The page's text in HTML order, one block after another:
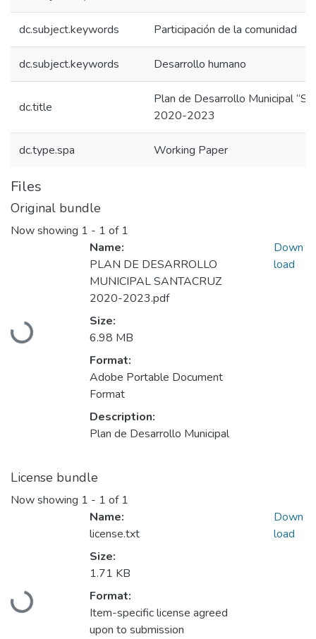
dc.subject.keywords Participación de la comunidad
dc.subject.keywords Desarrollo humano
dc.title
Plan de Desarrollo Municipal
2020-2023
dc.type.spa Working Paper
Files
Original bundle
Now showing 1 - 1 of 1
Loading...
Name:
PLAN DE DESARROLLO
MUNICIPAL SANTACRUZ
2020-2023.pdf
Size:
6.98 MB
Format:
Adobe Portable Document
Format
Description:
Plan de Desarrollo Municipal
Down
load
License bundle
Now showing 1 - 1 of 1
Loading...
Name:
license.txt
Size:
1.71 KB
Format:
Item-specific license agreed
upon to submission
Down
load